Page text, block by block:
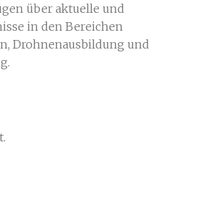
über aktuelle und
in den Bereichen
Drohnenausbildung und